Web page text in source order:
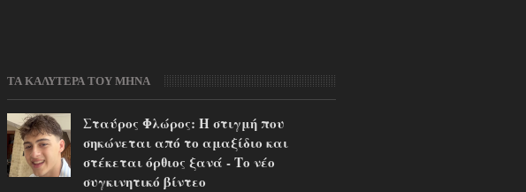
ΤΑ ΚΑΛΥΤΕΡΑ ΤΟΥ ΜΗΝΑ
Σταύρος Φλώρος: Η στιγμή που
σηκώνεται από το αμαξίδιο και
στέκεται όρθιος ξανά - Το νέο
συγκινητικό βίντεο